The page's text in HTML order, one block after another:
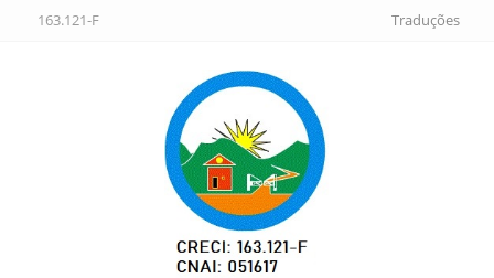
163.121-F Traduções